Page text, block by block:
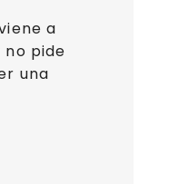
a
no pide
una